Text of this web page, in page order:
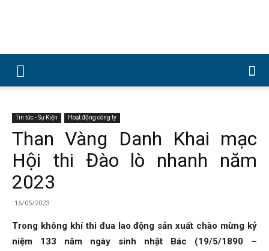
Công
Tin tức - Sự Kiện Hoạt động công ty
Than Vàng Danh Khai mạc
Hội thi Đào lò nhanh năm
2023
16/05/2023
Trong không khí thi đua lao động sản xuất chào mừng kỷ
niệm 133 năm ngày sinh nhật Bác (19/5/1890 –